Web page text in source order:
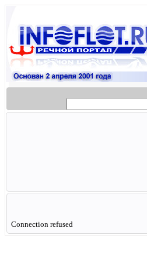
Connection refused